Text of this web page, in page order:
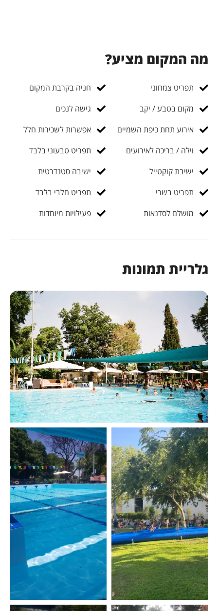
מה המקום מציע?
תפריט צמחוני
חניה בקרבת המקום
מקום בטבע / יקב
גישה לנכים
אירוע תחת כיפת השמיים
אפשרות לשכירות חלל
וילה / בריכה לאירועים
תפריט טבעוני בלבד
ישיבת קוקטייל
ישיבה סטנדרטית
תפריט בשרי
תפריט חלבי בלבד
מושלם לסדנאות
פעילויות מיוחדות
גלריית תמונות